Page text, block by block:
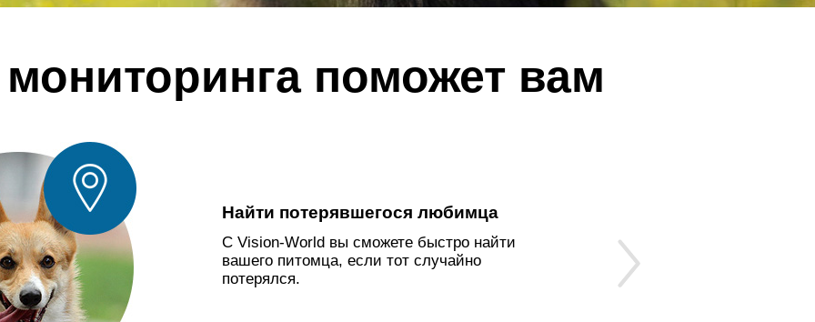
поможет вам
Найти потерявшегося любимца
С Vision-World вы сможете быстро найти
вашего питомца, если тот случайно
потерялся.